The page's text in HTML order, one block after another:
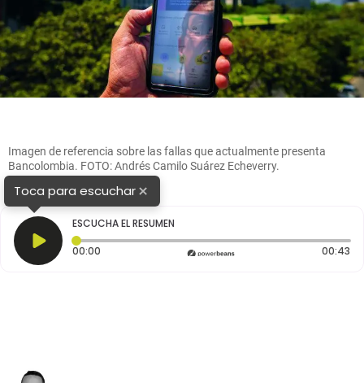
Imagen de referencia sobre las fallas que actualmente presenta
Bancolombia. FOTO: Andrés Camilo Suárez Echeverry.
Toca para escuchar×
ESCUCHA EL RESUMEN
00:00 Tiempo transcurrido: 0 segundos 00:43